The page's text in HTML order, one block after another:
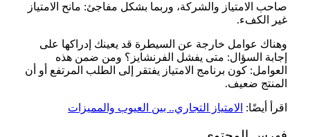
صاحب الامتياز والشركة، وربما بشكل مفاجئ: مانح الامتياز
غير الكفء.
وهناك عوامل خارجة عن السيطرة قد يعينك إدراكها على
إجابة السؤال: متى يفشل الفرنشايز؟ ومن ضمن هذه
العوامل: كون برنامج الامتياز يفتقر إلى الطلب المرتفع أو أن
المنتج ضعيف.
اقرأ أيضًا: الامتياز التجاري.. بين العيوب والمميزات